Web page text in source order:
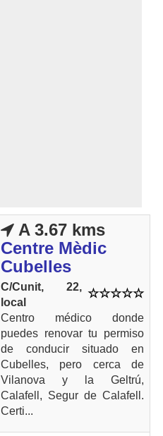
A 3.67 kms
Centre Mèdic
Cubelles
C/Cunit, 22,
local
Centro médico donde
puedes renovar tu permiso
de conducir situado en
Cubelles, pero cerca de
Vilanova y la Geltrú,
Calafell, Segur de Calafell.
Certi...